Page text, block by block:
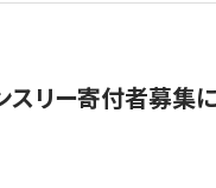
スリー寄付者募集